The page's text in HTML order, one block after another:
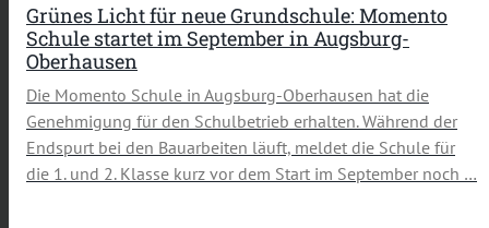
Grünes Licht für neue Grundschule: Momento
Schule startet im September in Augsburg-
Oberhausen
Die Momento Schule in Augsburg-Oberhausen hat die
Genehmigung für den Schulbetrieb erhalten. Während der
Endspurt bei den Bauarbeiten läuft, meldet die Schule für
die 1. und 2. Klasse kurz vor dem Start im September noch …